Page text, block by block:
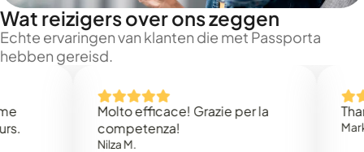
Wat reizigers over ons zeggen
Echte ervaringen van klanten die met Passporta
hebben gereisd.
Molto efficace! Grazie per la
competenza!
Thank